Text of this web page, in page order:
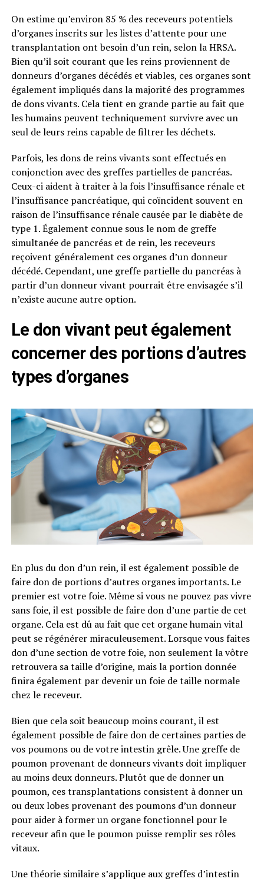
On estime qu’environ 85 % des receveurs potentiels
d’organes inscrits sur les listes d’attente pour une
transplantation ont besoin d’un rein, selon la HRSA.
Bien qu’il soit courant que les reins proviennent de
donneurs d’organes décédés et viables, ces organes sont
également impliqués dans la majorité des programmes
de dons vivants. Cela tient en grande partie au fait que
les humains peuvent techniquement survivre avec un
seul de leurs reins capable de filtrer les déchets.
Parfois, les dons de reins vivants sont effectués en
conjonction avec des greffes partielles de pancréas.
Ceux-ci aident à traiter à la fois l’insuffisance rénale et
l’insuffisance pancréatique, qui coïncident souvent en
raison de l’insuffisance rénale causée par le diabète de
type 1. Également connue sous le nom de greffe
simultanée de pancréas et de rein, les receveurs
reçoivent généralement ces organes d’un donneur
décédé. Cependant, une greffe partielle du pancréas à
partir d’un donneur vivant pourrait être envisagée s’il
n’existe aucune autre option.
Le don vivant peut également
concerner des portions d’autres
types d’organes
En plus du don d’un rein, il est également possible de
faire don de portions d’autres organes importants. Le
premier est votre foie. Même si vous ne pouvez pas vivre
sans foie, il est possible de faire don d’une partie de cet
organe. Cela est dû au fait que cet organe humain vital
peut se régénérer miraculeusement. Lorsque vous faites
don d’une section de votre foie, non seulement la vôtre
retrouvera sa taille d’origine, mais la portion donnée
finira également par devenir un foie de taille normale
chez le receveur.
Bien que cela soit beaucoup moins courant, il est
également possible de faire don de certaines parties de
vos poumons ou de votre intestin grêle. Une greffe de
poumon provenant de donneurs vivants doit impliquer
au moins deux donneurs. Plutôt que de donner un
poumon, ces transplantations consistent à donner un
ou deux lobes provenant des poumons d’un donneur
pour aider à former un organe fonctionnel pour le
receveur afin que le poumon puisse remplir ses rôles
vitaux.
Une théorie similaire s’applique aux greffes d’intestin